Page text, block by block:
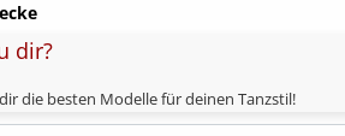
dir?
die besten Modelle für deinen Tanzstil!